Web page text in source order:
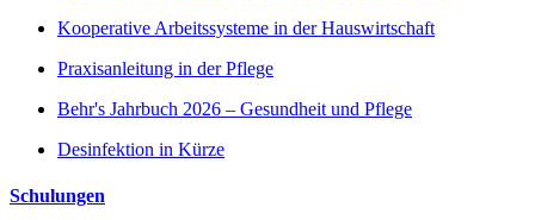
Kooperative Arbeitssysteme in der Hauswirtschaft
Praxisanleitung in der Pflege
Behr's Jahrbuch 2026 – Gesundheit und Pflege
Desinfektion in Kürze
Schulungen